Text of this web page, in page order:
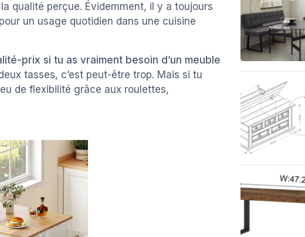
qualité perçue. Évidemment, il y a toujours
un usage quotidien dans une cuisine
prix si tu as vraiment besoin d’un meuble
tasses, c’est peut-être trop. Mais si tu
de flexibilité grâce aux roulettes,